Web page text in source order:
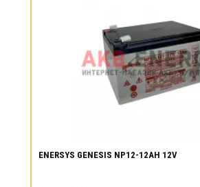
ENERSYS GENESIS NP12-12AH 12V